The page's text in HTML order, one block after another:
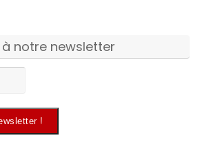
notre newsletter